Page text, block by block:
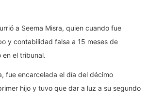
a Seema Misra, quien cuando fue
y contabilidad falsa a 15 meses de
en el tribunal.
fue encarcelada el día del décimo
hijo y tuvo que dar a luz a su segundo